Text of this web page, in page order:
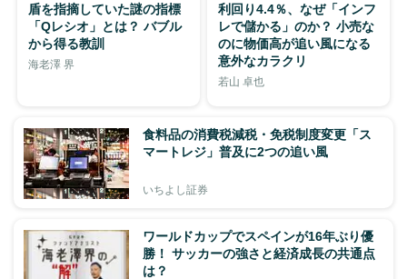
盾を指摘していた謎の指標
「Qレシオ」とは？ バブル
から得る教訓
海老澤 界
利回り4.4％、なぜ「インフ
レで儲かる」のか？ 小売な
のに物価高が追い風になる
意外なカラクリ
若山 卓也
食料品の消費税減税・免税制度変更「ス
マートレジ」普及に2つの追い風
いちよし証券
ワールドカップでスペインが16年ぶり優
勝！ サッカーの強さと経済成長の共通点
は？